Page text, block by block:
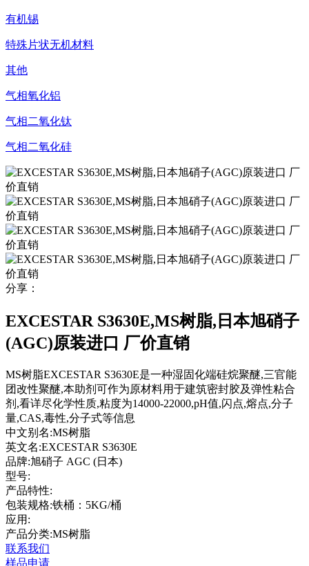
有机锡
特殊片状无机材料
其他
气相氧化铝
气相二氧化钛
气相二氧化硅
分享：
EXCESTAR S3630E,MS树脂,日本旭硝子
(AGC)原装进口 厂价直销
MS树脂EXCESTAR S3630E是一种湿固化端硅烷聚醚,三官能
团改性聚醚,本助剂可作为原材料用于建筑密封胶及弹性粘合
剂,看详尽化学性质,粘度为14000-22000,pH值,闪点,熔点,分子
量,CAS,毒性,分子式等信息
中文别名:MS树脂
英文名:EXCESTAR S3630E
品牌:旭硝子 AGC (日本)
型号:
产品特性:
包装规格:铁桶：5KG/桶
应用:
产品分类:MS树脂
联系我们
样品申请